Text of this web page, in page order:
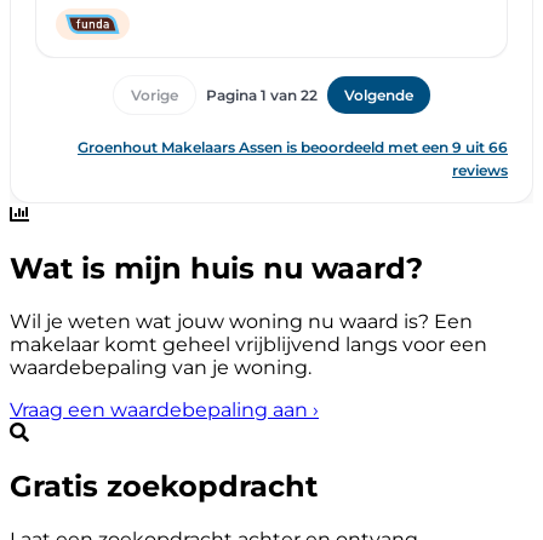
Wat is mijn huis nu waard?
Wil je weten wat jouw woning nu waard is? Een
makelaar komt geheel vrijblijvend langs voor een
waardebepaling van je woning.
Vraag een waardebepaling aan ›
Gratis zoekopdracht